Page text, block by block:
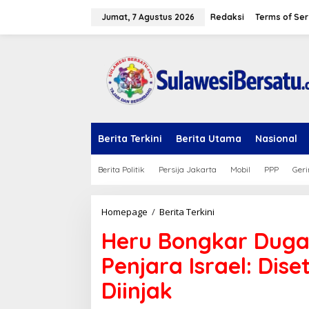
Jumat, 7 Agustus 2026 Redaksi Terms of
Berita Terkini Berita Utama Nasional
Berita Politik Persija Jakarta Mobil PPP
Homepage / Berita Terkini
r
u
B
o
Heru Bongkar
Penjara Israel:
Diinjak